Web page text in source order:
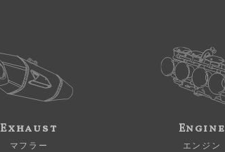
Exhaust
マフラー
Engine
エンジン